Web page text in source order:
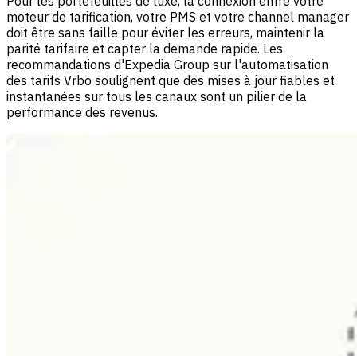
moteur de tarification, votre PMS et votre channel manager
doit être sans faille pour éviter les erreurs, maintenir la
parité tarifaire et capter la demande rapide. Les
recommandations d'Expedia Group sur l'automatisation
des tarifs Vrbo soulignent que des mises à jour fiables et
instantanées sur tous les canaux sont un pilier de la
performance des revenus.